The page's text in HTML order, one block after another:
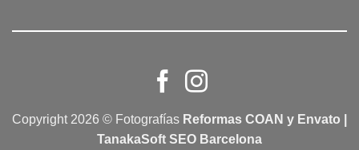
Copyright 2026 © Fotografías Reformas COAN y Envato |
TanakaSoft SEO Barcelona